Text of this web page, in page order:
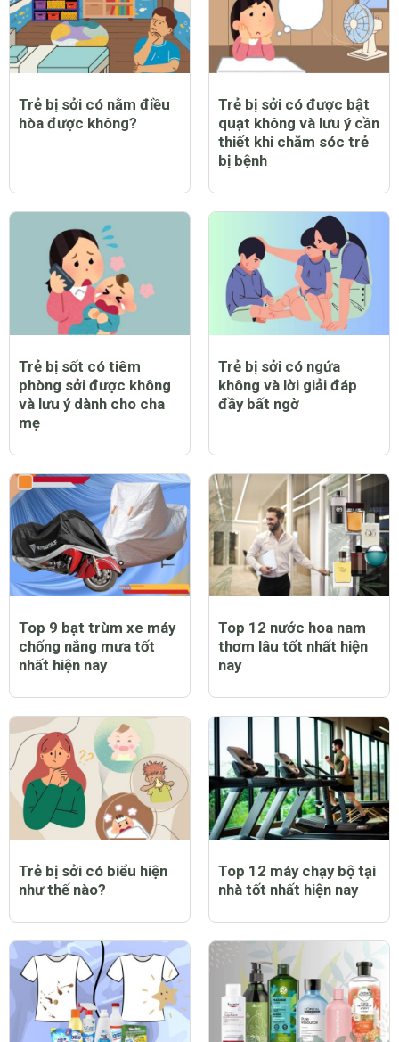
Trẻ bị sởi có nằm điều
hòa được không?
Trẻ bị sởi có được bật
quạt không và lưu ý cần
thiết khi chăm sóc trẻ
bị bệnh
Trẻ bị sốt có tiêm
phòng sởi được không
và lưu ý dành cho cha
mẹ
Trẻ bị sởi có ngứa
không và lời giải đáp
đầy bất ngờ
Top 9 bạt trùm xe máy
chống nắng mưa tốt
nhất hiện nay
Top 12 nước hoa nam
thơm lâu tốt nhất hiện
nay
Trẻ bị sởi có biểu hiện
như thế nào?
Top 12 máy chạy bộ tại
nhà tốt nhất hiện nay